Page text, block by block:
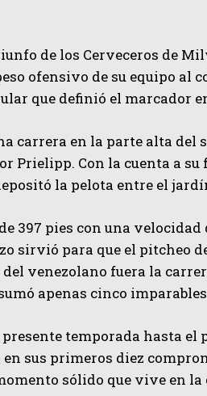
privacidad.
de los Cerveceros de
ofensivo de su equipo al
que definió el marcador
carrera en la parte alta
Prielipp. Con la cuenta a
la pelota entre el
397 pies con una
sirvió para que el pitcheo
venezolano fuera la
apenas cinco
temporada hasta el
sus primeros diez
sólido que vive en la